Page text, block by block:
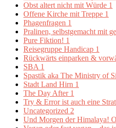
Obst altert nicht mit Würde 1
Offene Kirche mit Treppe 1
Phagenfragen 1
Pralinen, selbstgemacht mit
Pure Fiktion! 1
Reisegruppe Handicap 1
Rückwärts einparken &
SBA 1
Spastik aka The Ministry of
Stadt Land Hirn 1
The Day After 1
Try & Error ist auch eine
Uncategorized 2
Und Morgen der Himalaya!